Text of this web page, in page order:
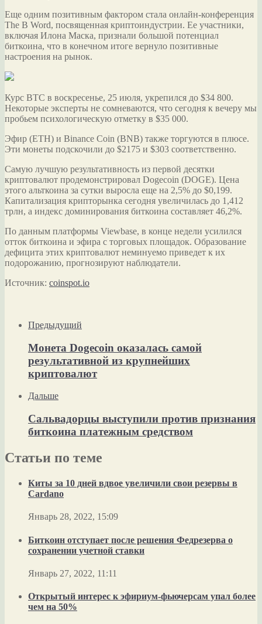
Еще одним позитивным фактором стала онлайн-конференция
The B Word, посвященная криптоиндустрии. Ее участники,
включая Илона Маска, признали большой потенциал
биткоина, что в конечном итоге вернуло позитивные
настроения на рынок.
Курс BTC в воскресенье, 25 июля, укрепился до $34 800.
Некоторые эксперты не сомневаются, что сегодня к вечеру мы
пробьем психологическую отметку в $35 000.
Эфир (ETH) и Binance Coin (BNB) также торгуются в плюсе.
Эти монеты подскочили до $2175 и $303 соответственно.
Самую лучшую результативность из первой десятки
криптовалют продемонстрировал Dogecoin (DOGE). Цена
этого альткоина за сутки выросла еще на 2,5% до $0,199.
Капитализация крипторынка сегодня увеличилась до 1,412
трлн, а индекс доминирования биткоина составляет 46,2%.
По данным платформы Viewbase, в конце недели усилился
отток биткоина и эфира с торговых площадок. Образование
дефицита этих криптовалют неминуемо приведет к их
подорожанию, прогнозируют наблюдатели.
Источник: coinspot.io
Предыдущий
Монета Dogecoin оказалась самой
результативной из крупнейших
криптовалют
Дальше
Сальвадорцы выступили против признания
биткоина платежным средством
Статьи по теме
Киты за 10 дней вдвое увеличили свои резервы в
Cardano
Январь 28, 2022, 15:09
Биткоин отступает после решения Федрезерва о
сохранении учетной ставки
Январь 27, 2022, 11:11
Открытый интерес к эфириум-фьючерсам упал более
чем на 50%